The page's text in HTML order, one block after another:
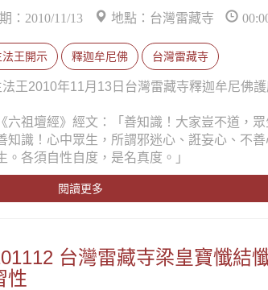
：2010/11/13 地點：台灣雷藏寺
法王開示 釋迦牟尼佛 台灣雷藏寺
法王2010年11月13日台灣雷藏寺釋迦牟尼佛
六祖壇經》經文：「善知識！大家豈不道，
知識！心中眾生，所謂邪迷心、誑妄心、不
。各須自性自度，是名真度。」
閱讀更多
台灣雷藏寺梁皇寶懺結
性